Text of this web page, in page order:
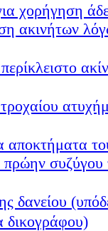
χορήγηση
ακινήτων
αποκτήματα
συζύγου
δανείου
δικογράφου)